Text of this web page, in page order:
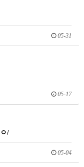
05-31
05-17
/
05-04